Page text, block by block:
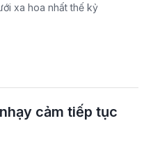
xa hoa nhất thế kỷ
cảm tiếp tục